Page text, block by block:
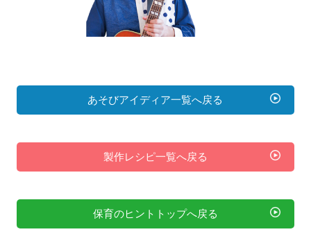
あそびアイディア一覧へ戻る
製作レシピ一覧へ戻る
保育のヒントトップへ戻る